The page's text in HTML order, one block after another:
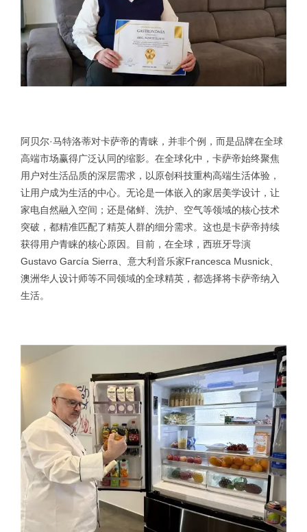
阿贝尔·马特洛蒂对卡萨帝的青睐，并非个例，而是品牌在全球
高端市场赢得广泛认同的缩影。在全球化中，卡萨帝始终聚焦
用户对生活品质的深层需求，以原创科技重构高端生活体验，
让用户成为生活的中心。无论是一体嵌入的家居美学设计，让
家电自然融入空间；还是储鲜、洗护、空气等领域的核心技术
突破，都精准匹配了精英人群的细分需求。这也是卡萨帝持续
获得用户青睐的核心原因。目前，在全球，西班牙导演
Gustavo García Sierra、意大利音乐家Francesca Musnick、
澳洲华人设计师等不同领域的全球精英，都选择将卡萨帝纳入
生活。